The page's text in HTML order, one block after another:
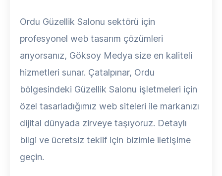
Ordu Güzellik Salonu sektörü için
profesyonel web tasarım çözümleri
arıyorsanız, Göksoy Medya size en kaliteli
hizmetleri sunar. Çatalpınar, Ordu
bölgesindeki Güzellik Salonu işletmeleri için
özel tasarladığımız web siteleri ile markanızı
dijital dünyada zirveye taşıyoruz. Detaylı
bilgi ve ücretsiz teklif için bizimle iletişime
geçin.